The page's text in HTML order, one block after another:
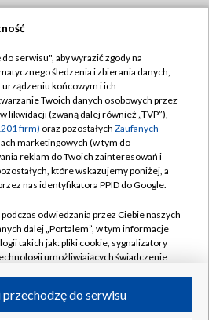
TVP
TVP
prywatności
Moje zgody
Pomoc
Kontakt
Kanały
serwisu", aby wyrazić zgody na
śledzenia i zbierania danych,
końcowym i ich
Twoich danych osobowych przez
likwidacji (zwaną dalej również „TVP”),
firm) oraz pozostałych Zaufanych
marketingowych (w tym do
reklam do Twoich zainteresowań i
które wskazujemy poniżej, a
nas identyfikatora PPID do Google.
odwiedzania przez Ciebie naszych
dalej „Portalem”, w tym informacje
takich jak: pliki cookie, sygnalizatory
umożliwiających świadczenie
do serwisu